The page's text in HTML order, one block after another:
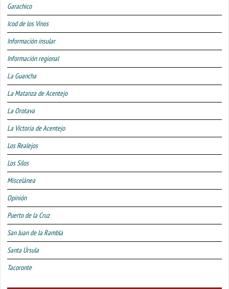
Garachico
Icod de los Vinos
Información insular
Información regional
La Guancha
La Matanza de Acentejo
La Orotava
La Victoria de Acentejo
Los Realejos
Los Silos
Miscelánea
Opinión
Puerto de la Cruz
San Juan de la Rambla
Santa Úrsula
Tacoronte